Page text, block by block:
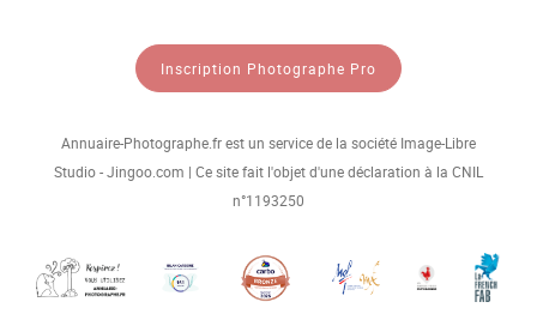
Inscription Photographe Pro
Annuaire-Photographe.fr est un service de la société Image-Libre
Studio - Jingoo.com | Ce site fait l'objet d'une déclaration à la CNIL
n°1193250